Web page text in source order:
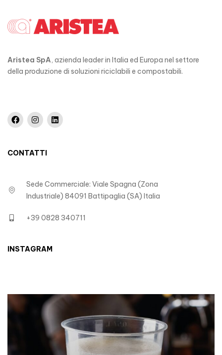
Aristea SpA, azienda leader in Italia ed Europa nel settore
della produzione di soluzioni riciclabili e compostabili.
CONTATTI
Sede Commerciale: Viale Spagna (Zona
Industriale) 84091 Battipaglia (SA) Italia
+39 0828 340711
INSTAGRAM